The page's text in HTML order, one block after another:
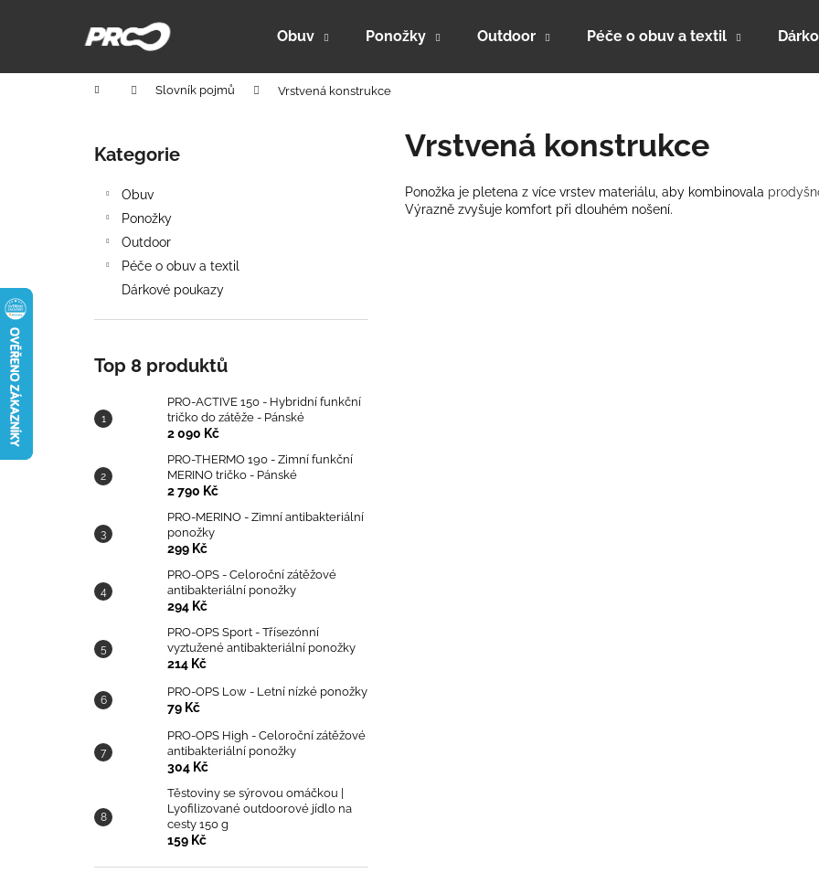
Obuv Ponožky Outdoor Péče o obuv a textil
Domů Slovník pojmů Vrstvená konstrukce
Přeskočit
kategorie
Kategorie
Obuv
Ponožky
Outdoor
Péče o obuv a textil
Dárkové poukazy
Top 8 produktů
PRO-ACTIVE 150 - Hybridní funkční
tričko do zátěže - Pánské
2 090 Kč
PRO-THERMO 190 - Zimní funkční
MERINO tričko - Pánské
2 790 Kč
PRO-MERINO - Zimní antibakteriální
ponožky
299 Kč
PRO-OPS - Celoroční zátěžové
antibakteriální ponožky
294 Kč
PRO-OPS Sport - Třísezónní
vyztužené antibakteriální ponožky
214 Kč
PRO-OPS Low - Letní nízké ponožky
79 Kč
PRO-OPS High - Celoroční zátěžové
antibakteriální ponožky
304 Kč
Těstoviny se sýrovou omáčkou |
Lyofilizované outdoorové jídlo na
cesty 150 g
159 Kč
Vrstvená konstrukce
Ponožka je pletena z více vrstev materiálu, aby kombinovala
Výrazně zvyšuje komfort při dlouhém nošení.
í
Zpět
do
Zpět
do
PRO-ACTIVE 150 - HYBRIDNÍ FUNKČNÍ
TRIČKO DO ZÁTĚŽE - PÁNSKÉ